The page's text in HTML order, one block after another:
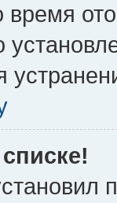
время